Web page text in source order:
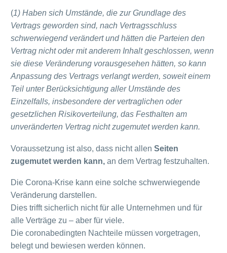
(1) Haben sich Umstände, die zur Grundlage des
Vertrags geworden sind, nach Vertragsschluss
schwerwiegend verändert und hätten die Parteien den
Vertrag nicht oder mit anderem Inhalt geschlossen, wenn
sie diese Veränderung vorausgesehen hätten, so kann
Anpassung des Vertrags verlangt werden, soweit einem
Teil unter Berücksichtigung aller Umstände des
Einzelfalls, insbesondere der vertraglichen oder
gesetzlichen Risikoverteilung, das Festhalten am
unveränderten Vertrag nicht zugemutet werden kann.
Voraussetzung ist also, dass nicht allen Seiten
zugemutet werden kann, an dem Vertrag festzuhalten.
Die Corona-Krise kann eine solche schwerwiegende
Veränderung darstellen.
Dies trifft sicherlich nicht für alle Unternehmen und für
alle Verträge zu – aber für viele.
Die coronabedingten Nachteile müssen vorgetragen,
belegt und bewiesen werden können.